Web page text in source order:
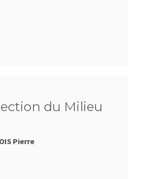
du Milieu
Pierre